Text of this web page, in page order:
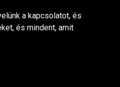
a kapcsolatot, és
és mindent, amit